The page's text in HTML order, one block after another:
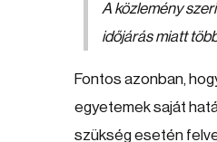
A közlemény
időjárás miatt
Fontos azonban,
egyetemek saját
szükség esetén